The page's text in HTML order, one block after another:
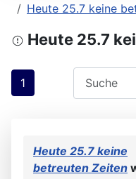
Heute 25.7 keine
Heute 25.7
1
Heute 25.7 keine
betreuten Zeiten